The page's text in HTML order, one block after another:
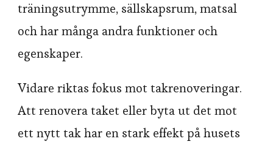
träningsutrymme, sällskapsrum, matsal
och har många andra funktioner och
egenskaper.
Vidare riktas fokus mot takrenoveringar.
Att renovera taket eller byta ut det mot
ett nytt tak har en stark effekt på husets